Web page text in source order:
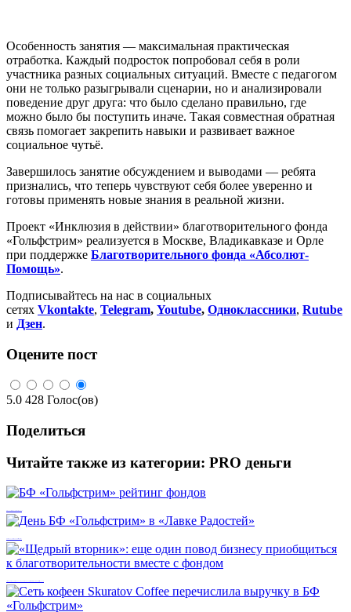
Особенность занятия — максимальная практическая
отработка. Каждый подросток попробовал себя в роли
участника разных социальных ситуаций. Вместе с педагогом
они не только разыгрывали сценарии, но и анализировали
поведение друг друга: что было сделано правильно, где
можно было бы поступить иначе. Такая совместная обратная
связь помогает закрепить навыки и развивает важное
социальное чутьё.
Завершилось занятие обсуждением и выводами — ребята
признались, что теперь чувствуют себя более уверенно и
готовы применять новые знания в реальной жизни.
Проект «Инклюзия в действии» благотворительного фонда
«Гольфстрим» реализуется в Москве, Владикавказе и Орле
при поддержке Благотворительного фонда «Абсолют-
Помощь».
Подписывайтесь на нас в социальных
сетях Vkontakte, Telegram, Youtube, Одноклассники, Rutube
и Дзен.
Оцените пост
5.0 428 Голос(ов)
Поделиться
Читайте также из категории: PRO деньги